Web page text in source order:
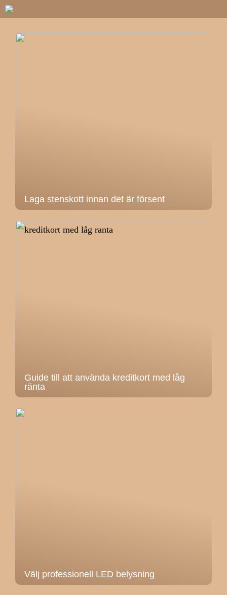
Laga stenskott innan det är försent
Guide till att använda kreditkort med låg
ränta
Välj professionell LED belysning